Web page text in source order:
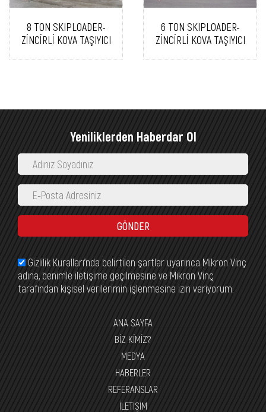
8 TON SKIPLOADER-
ZİNCİRLİ KOVA TAŞIYICI
6 TON SKIPLOADER-
ZİNCİRLİ KOVA TAŞIYICI
Yeniliklerden Haberdar Ol
GÖNDER
Gizlilik Kuralları’nda belirtilen şartlar uyarınca Mikron Vinç
adına, benimle iletişime geçilmesine ve Mikron Vinç
tarafından kişisel verilerimin işlenmesine izin veriyorum.
ANA SAYFA
BİZ KİMİZ?
MEDYA
HABERLER
REFERANSLAR
İLETİŞİM